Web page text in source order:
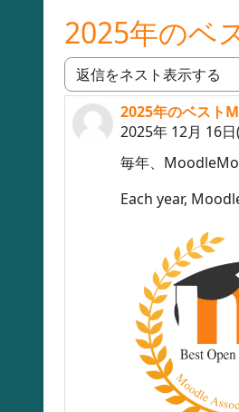
2025年のベ
表示モード
2025年のベス
2025年 12月 16
返信数: 0
毎年、
Each year,